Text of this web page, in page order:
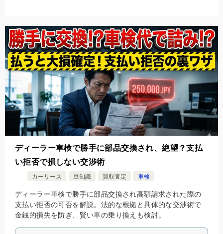
ディーラー車検で勝手に部品交換され、絶望？支払
い拒否で損しない交渉術
カーリース 豆知識 買取査定 車検
ディーラー車検で勝手に部品交換され高額請求された際の
支払い拒否の可否を解説。法的な根拠と具体的な交渉術で
金銭的損失を防ぎ、賢い車の乗り換えも検討。